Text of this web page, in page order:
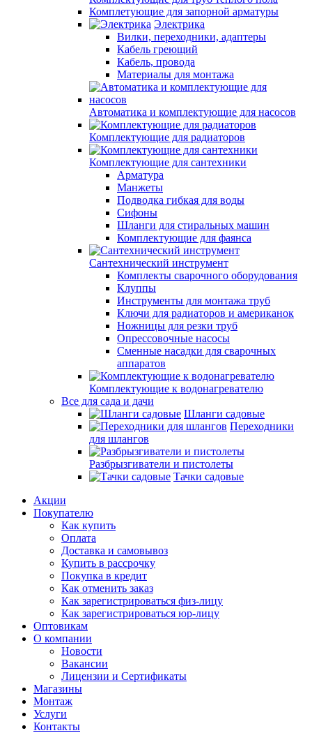
Комплетующие для запорной арматуры
Электрика
Вилки, переходники, адаптеры
Кабель греющий
Кабель, провода
Материалы для монтажа
Автоматика и комплектующие для насосов
Комплектующие для радиаторов
Комплектующие для сантехники
Арматура
Манжеты
Подводка гибкая для воды
Сифоны
Шланги для стиральных машин
Комплектующие для фаянса
Сантехнический инструмент
Комплекты сварочного оборудования
Клуппы
Инструменты для монтажа труб
Ключи для радиаторов и американок
Ножницы для резки труб
Опрессовочные насосы
Сменные насадки для сварочных
аппаратов
Комплектующие к водонагревателю
Все для сада и дачи
Шланги садовые
Переходники
для шлангов
Разбрызгиватели и пистолеты
Тачки садовые
Акции
Покупателю
Как купить
Оплата
Доставка и самовывоз
Купить в рассрочку
Покупка в кредит
Как отменить заказ
Как зарегистрироваться физ-лицу
Как зарегистрироваться юр-лицу
Оптовикам
О компании
Новости
Вакансии
Лицензии и Сертификаты
Магазины
Монтаж
Услуги
Контакты